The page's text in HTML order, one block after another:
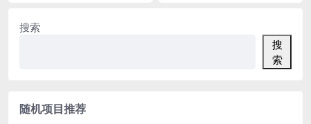
搜索
搜
索
随机项目推荐